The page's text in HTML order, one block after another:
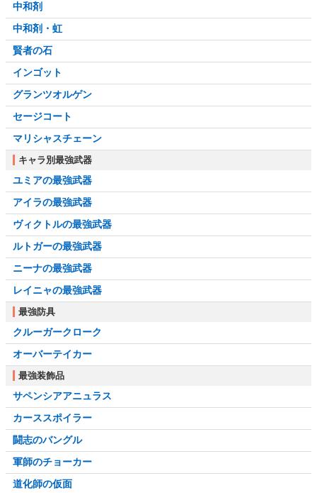
中和剤
中和剤・虹
賢者の石
インゴット
グランツオルゲン
セージコート
マリシャスチェーン
キャラ別最強武器
ユミアの最強武器
アイラの最強武器
ヴィクトルの最強武器
ルトガーの最強武器
ニーナの最強武器
レイニャの最強武器
最強防具
クルーガークローク
オーバーテイカー
最強装飾品
サペンシアアニュラス
カーススポイラー
闘志のバングル
軍師のチョーカー
道化師の仮面